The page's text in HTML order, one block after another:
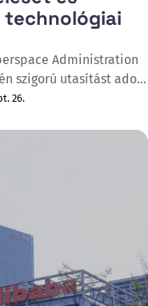
technológiai
Administration
szigorú utasítást adott
és az Alibaba
A hatósági döntés
26.